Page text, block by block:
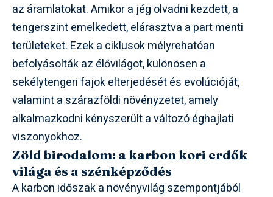
az áramlatokat. Amikor a jég olvadni kezdett, a
tengerszint emelkedett, elárasztva a part menti
területeket. Ezek a ciklusok mélyrehatóan
befolyásolták az élővilágot, különösen a
sekélytengeri fajok elterjedését és evolúcióját,
valamint a szárazföldi növényzetet, amely
alkalmazkodni kényszerült a változó éghajlati
viszonyokhoz.
Zöld birodalom: a karbon kori erdők
világa és a szénképződés
A karbon időszak a növényvilág szempontjából